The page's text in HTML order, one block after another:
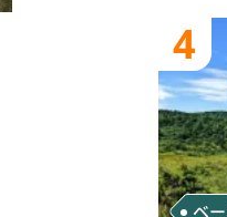
4
ベ